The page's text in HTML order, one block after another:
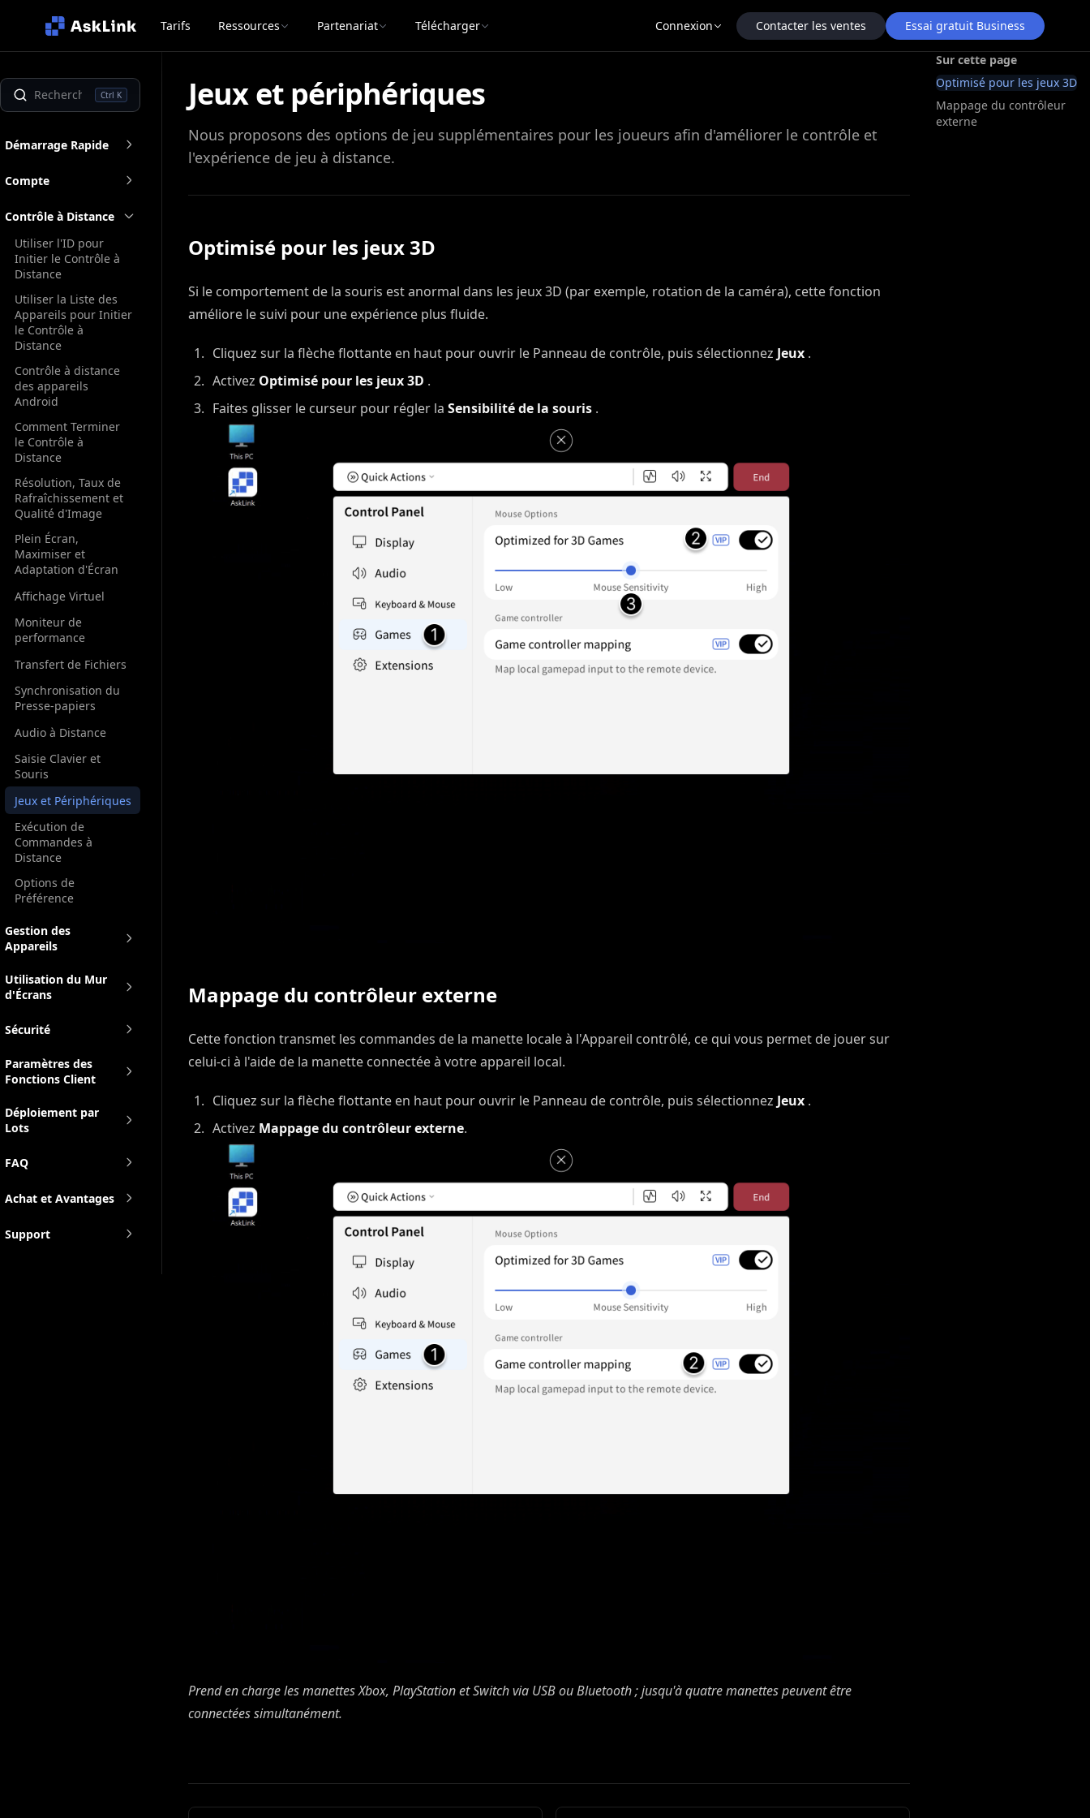
Tarifs Ressources Partenariat Télécharger Connexion Contacter les ventes Essai gratuit Business
Ctrl K
Démarrage Rapide
Compte
Contrôle à Distance
Utiliser l'ID pour
Initier le Contrôle à
Distance
Utiliser la Liste des
Appareils pour Initier
le Contrôle à
Distance
Contrôle à distance
des appareils
Android
Comment Terminer
le Contrôle à
Distance
Résolution, Taux de
Rafraîchissement et
Qualité d'Image
Plein Écran,
Maximiser et
Adaptation d'Écran
Affichage Virtuel
Moniteur de
performance
Transfert de Fichiers
Synchronisation du
Presse-papiers
Audio à Distance
Saisie Clavier et
Souris
Jeux et Périphériques
Exécution de
Commandes à
Distance
Options de
Préférence
Gestion des
Appareils
Utilisation du Mur
d'Écrans
Sécurité
Paramètres des
Fonctions Client
Déploiement par
Lots
FAQ
Achat et Avantages
Support
Jeux et périphériques
Nous proposons des options de jeu supplémentaires pour les joueurs afin d'améliorer le contrôle et
l'expérience de jeu à distance.
Optimisé pour les jeux 3D
Si le comportement de la souris est anormal dans les jeux 3D (par exemple, rotation de la caméra), cette fonction
améliore le suivi pour une expérience plus fluide.
Cliquez sur la flèche flottante en haut pour ouvrir le Panneau de contrôle, puis sélectionnez Jeux .
Activez Optimisé pour les jeux 3D .
Faites glisser le curseur pour régler la Sensibilité de la souris .
Mappage du contrôleur externe
Cette fonction transmet les commandes de la manette locale à l'Appareil contrôlé, ce qui vous permet de jouer sur
celui-ci à l'aide de la manette connectée à votre appareil local.
Cliquez sur la flèche flottante en haut pour ouvrir le Panneau de contrôle, puis sélectionnez Jeux .
Activez Mappage du contrôleur externe.
Prend en charge les manettes Xbox, PlayStation et Switch via USB ou Bluetooth ; jusqu'à quatre manettes peuvent être
connectées simultanément.
Sur cette page
Optimisé pour les jeux 3D
Mappage du contrôleur
externe